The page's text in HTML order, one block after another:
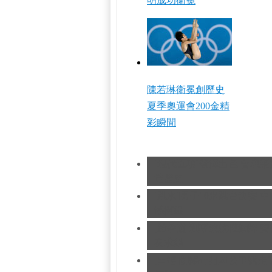
陳若琳衛冕創歷史
夏季奧運會200金精
彩瞬間